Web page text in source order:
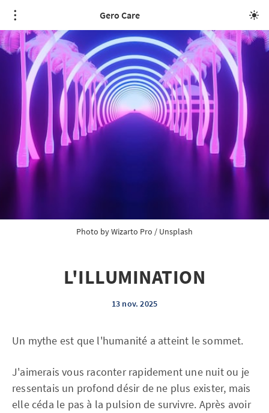
Gero Care
Photo by Wizarto Pro / Unsplash
L'ILLUMINATION
13 nov. 2025
Un mythe est que l'humanité a atteint le sommet.
J'aimerais vous raconter rapidement une nuit ou je
ressentais un profond désir de ne plus exister, mais
elle céda le pas à la pulsion de survivre. Après avoir